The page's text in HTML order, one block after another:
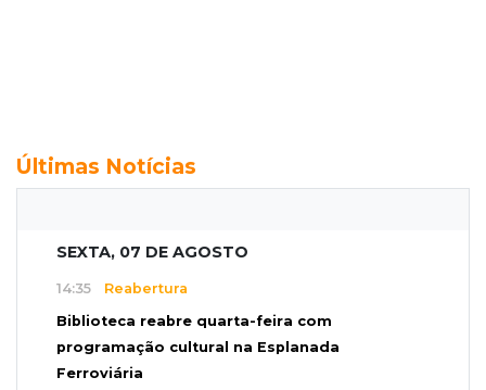
Últimas Notícias
SEXTA, 07 DE AGOSTO
14:35 Reabertura
Biblioteca reabre quarta-feira com
programação cultural na Esplanada
Ferroviária